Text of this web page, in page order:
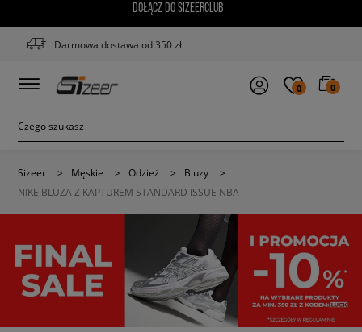
DOŁĄCZ DO SIZEERCLUB
Darmowa dostawa od 350 zł
0 0
Sizeer > Męskie > Odzież > Bluzy
>
NIKE BLUZA Z KAPTUREM STANDARD ISSUE NBA